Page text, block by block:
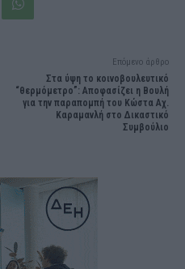
Επόμενο άρθρο
Στα ύψη το κοινοβουλευτικό
“θερμόμετρο”: Αποφασίζει η Βουλή
για την παραπομπή του Κώστα Αχ.
Καραμανλή στο Δικαστικό
Συμβούλιο